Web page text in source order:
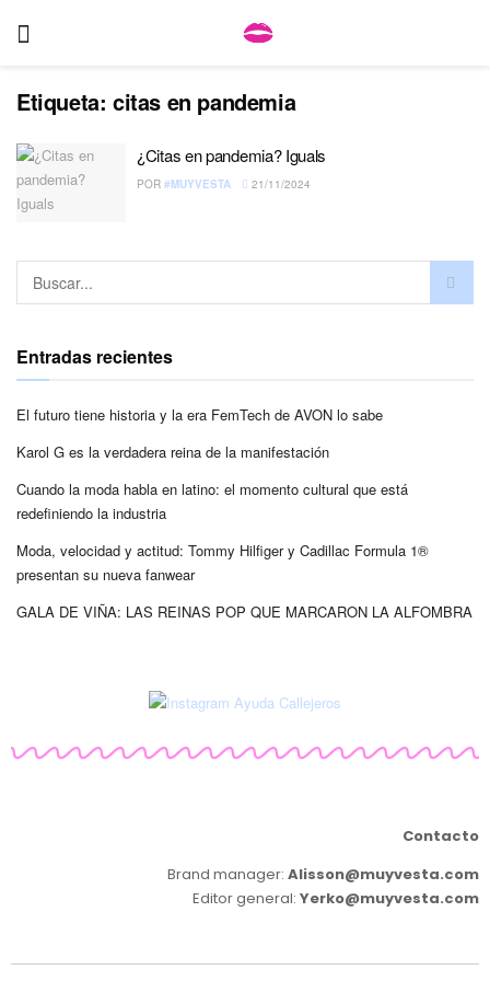
Etiqueta: citas en pandemia
¿Citas en pandemia? Iguals
POR #MUYVESTA 21/11/2024
Entradas recientes
El futuro tiene historia y la era FemTech de AVON lo sabe
Karol G es la verdadera reina de la manifestación
Cuando la moda habla en latino: el momento cultural que está
redefiniendo la industria
Moda, velocidad y actitud: Tommy Hilfiger y Cadillac Formula 1®
presentan su nueva fanwear
GALA DE VIÑA: LAS REINAS POP QUE MARCARON LA ALFOMBRA
Contacto
Brand manager: Alisson@muyvesta.com
Editor general: Yerko@muyvesta.com